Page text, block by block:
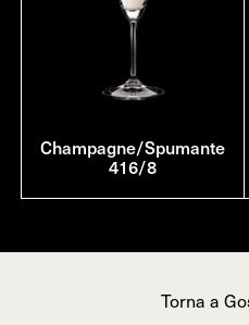
Champagne/Spumante
416/8
Torna a